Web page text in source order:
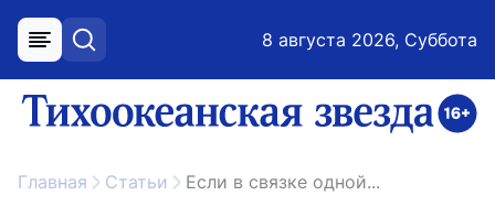
меню поиск 8 августа 2026, Суббота
ссылка на главную
Главная Статьи Если в связке одной...